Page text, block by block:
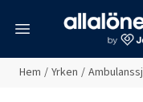
Hem / Yrken /